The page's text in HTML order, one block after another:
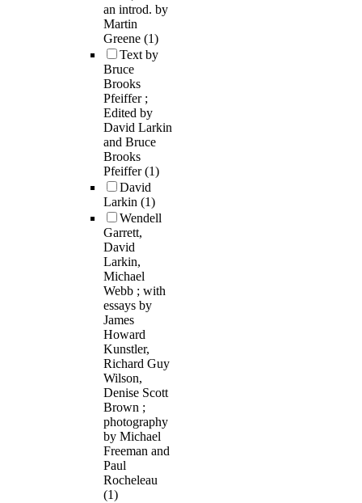
an introd. by
Martin
Greene (1)
Text by
Bruce
Brooks
Pfeiffer ;
Edited by
David Larkin
and Bruce
Brooks
Pfeiffer(1)
David
Larkin (1)
Wendell
Garrett,
David
Larkin,
Michael
Webb ; with
essays by
James
Howard
Kunstler,
Richard Guy
Wilson,
Denise Scott
Brown ;
photography
by Michael
Freeman and
Paul
Rocheleau
(1)